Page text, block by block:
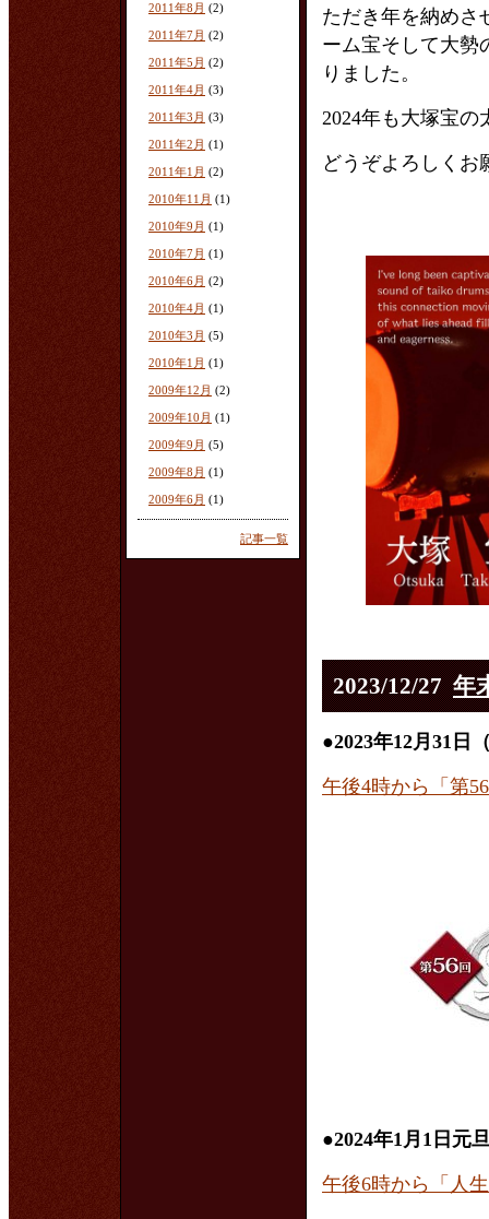
2011年8月 (2)
2011年7月 (2)
2011年5月 (2)
2011年4月 (3)
2011年3月 (3)
2011年2月 (1)
2011年1月 (2)
2010年11月 (1)
2010年9月 (1)
2010年7月 (1)
2010年6月 (2)
2010年4月 (1)
2010年3月 (5)
2010年1月 (1)
2009年12月 (2)
2009年10月 (1)
2009年9月 (5)
2009年8月 (1)
2009年6月 (1)
記事一覧
ただき年を納めさ
ーム宝そして大勢
りました。
2024年も大塚宝
どうぞよろしく
2023/12/27 年
●2023年12月31日
午後4時から「第
●2024年1月1日元
午後6時から「人